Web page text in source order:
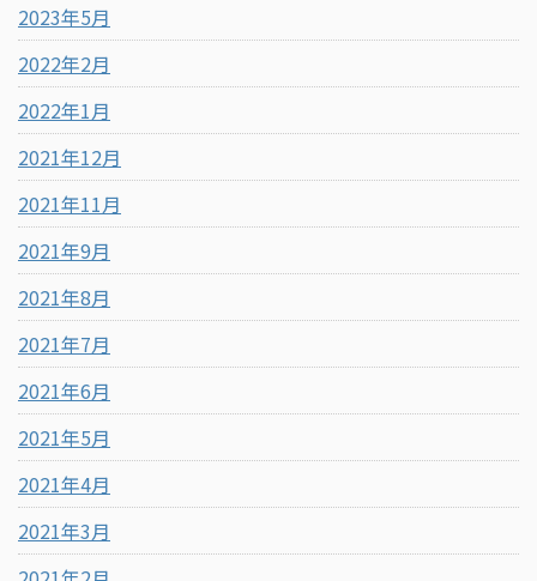
2023年5月
2022年2月
2022年1月
2021年12月
2021年11月
2021年9月
2021年8月
2021年7月
2021年6月
2021年5月
2021年4月
2021年3月